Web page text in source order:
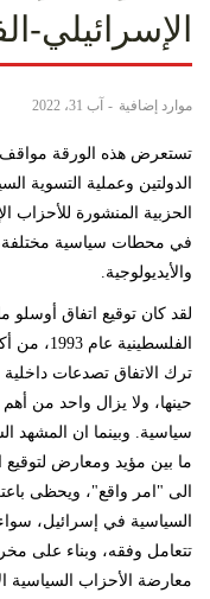
الإسرائيلي-
موارد إضافية آب 31، 2022
تستعرض هذه الورقة مواقف
الدولتين وعملية التسوية
الحزبية المنشورة للأحزاب
في محطات سياسية مختلفة،
والأيديولوجية.
لقد كان توقيع اتفاق أوسلو
ترك الاتفاق تصدعات داخلية
حينها، ولا يزال واحد من
ما بين مؤيد ومعارض لتوقيع
الى "امر واقع"، ويحظى
السياسية في إسرائيل،
تتعامل وفقه، وبناء على
معارضة الأحزاب السياسية